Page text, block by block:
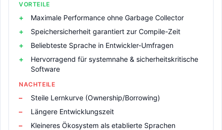
VORTEILE
Maximale Performance ohne Garbage Collector
Speichersicherheit garantiert zur Compile-Zeit
Beliebteste Sprache in Entwickler-Umfragen
Hervorragend für systemnahe & sicherheitskritische
Software
NACHTEILE
Steile Lernkurve (Ownership/Borrowing)
Längere Entwicklungszeit
Kleineres Ökosystem als etablierte Sprachen